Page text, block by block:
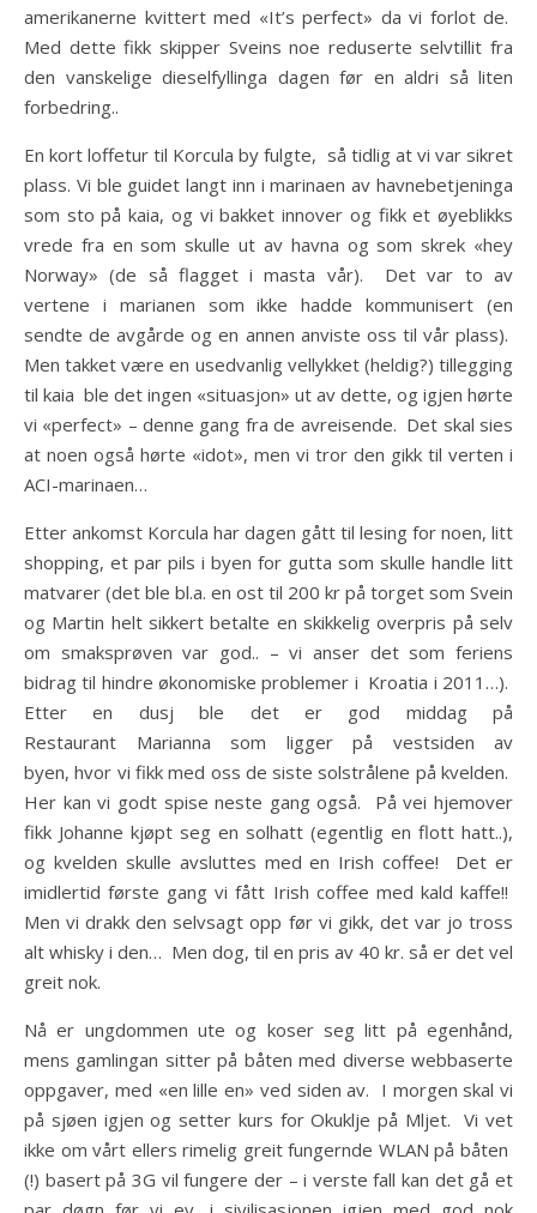
amerikanerne kvittert med «It’s perfect» da vi forlot de.
Med dette fikk skipper Sveins noe reduserte selvtillit fra
den vanskelige dieselfyllinga dagen før en aldri så liten
forbedring..
En kort loffetur til Korcula by fulgte, så tidlig at vi var sikret
plass. Vi ble guidet langt inn i marinaen av havnebetjeninga
som sto på kaia, og vi bakket innover og fikk et øyeblikks
vrede fra en som skulle ut av havna og som skrek «hey
Norway» (de så flagget i masta vår). Det var to av
vertene i marianen som ikke hadde kommunisert (en
sendte de avgårde og en annen anviste oss til vår plass).
Men takket være en usedvanlig vellykket (heldig?) tillegging
til kaia ble det ingen «situasjon» ut av dette, og igjen hørte
vi «perfect» – denne gang fra de avreisende. Det skal sies
at noen også hørte «idot», men vi tror den gikk til verten i
ACI-marinaen…
Etter ankomst Korcula har dagen gått til lesing for noen, litt
shopping, et par pils i byen for gutta som skulle handle litt
matvarer (det ble bl.a. en ost til 200 kr på torget som Svein
og Martin helt sikkert betalte en skikkelig overpris på selv
om smaksprøven var god.. – vi anser det som feriens
bidrag til hindre økonomiske problemer i Kroatia i 2011…).
Etter en dusj ble det er god middag på
Restaurant Marianna som ligger på vestsiden av
byen, hvor vi fikk med oss de siste solstrålene på kvelden.
Her kan vi godt spise neste gang også. På vei hjemover
fikk Johanne kjøpt seg en solhatt (egentlig en flott hatt..),
og kvelden skulle avsluttes med en Irish coffee! Det er
imidlertid første gang vi fått Irish coffee med kald kaffe!!
Men vi drakk den selvsagt opp før vi gikk, det var jo tross
alt whisky i den… Men dog, til en pris av 40 kr. så er det vel
greit nok.
Nå er ungdommen ute og koser seg litt på egenhånd,
mens gamlingan sitter på båten med diverse webbaserte
oppgaver, med «en lille en» ved siden av. I morgen skal vi
på sjøen igjen og setter kurs for Okuklje på Mljet. Vi vet
ikke om vårt ellers rimelig greit fungernde WLAN på båten
(!) basert på 3G vil fungere der – i verste fall kan det gå et